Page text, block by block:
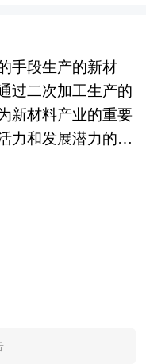
志的基础信息等公
观、多角度地对中
。报告在总结中国
合新时期的各方面
势给予了细致和审
图表丰富，既有深
ADC芯片企业在激
确及时的针对自身
市场风险进行了预
企业以及零售商提
作模式，对欲在化
实体等单位准确了
态，把握企业定位
。企业在并购及资
值，并购重组方式
成本的控制，并购
，企业内部因缺乏
而必须委托专业的
华咨询公司领衔
础上，主要依据了
家发改委、国家商
国行业研究网等国
报刊杂志发表公布
布和提供的大量资
况、竞争情况、发
分析，并重点分析
手段生产的新材
过二次加工生产的
新材料产业的重要
力和发展潜力的新
。 化工新材料涉
、电子化学品、油
发展的和正在发展
优异性能或某种特
材料相比，化工新
能性强、技术含量
端化工产品，二是